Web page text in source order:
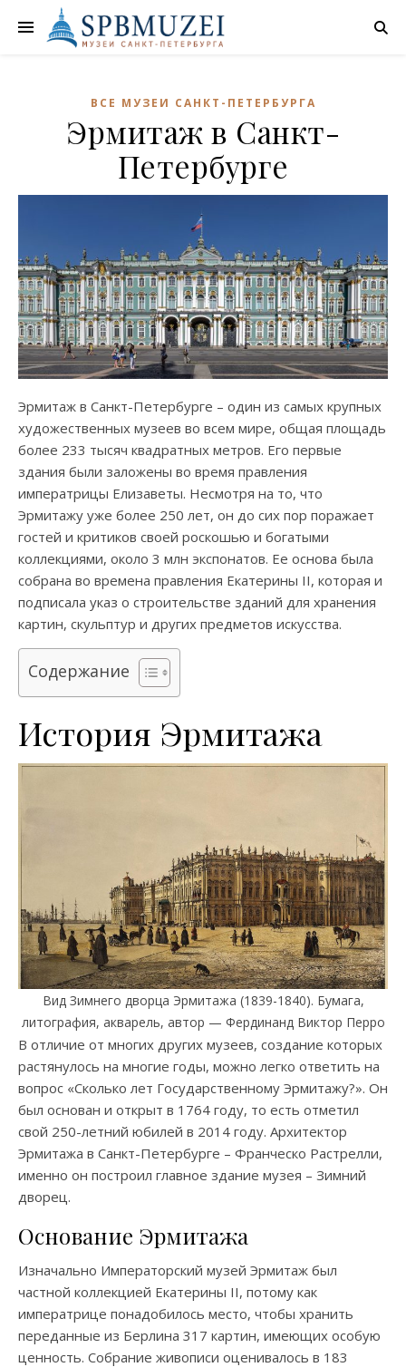
ВСЕ МУЗЕИ САНКТ-ПЕТЕРБУРГА
Эрмитаж в Санкт-
Петербурге
Эрмитаж в Санкт-Петербурге – один из самых крупных
художественных музеев во всем мире, общая площадь
более 233 тысяч квадратных метров. Его первые
здания были заложены во время правления
императрицы Елизаветы. Несмотря на то, что
Эрмитажу уже более 250 лет, он до сих пор поражает
гостей и критиков своей роскошью и богатыми
коллекциями, около 3 млн экспонатов. Ее основа была
собрана во времена правления Екатерины II, которая и
подписала указ о строительстве зданий для хранения
картин, скульптур и других предметов искусства.
Содержание
История Эрмитажа
Вид Зимнего дворца Эрмитажа (1839-1840). Бумага,
литография, акварель, автор — Фердинанд Виктор Перро
В отличие от многих других музеев, создание которых
растянулось на многие годы, можно легко ответить на
вопрос «Сколько лет Государственному Эрмитажу?». Он
был основан и открыт в 1764 году, то есть отметил
свой 250-летний юбилей в 2014 году. Архитектор
Эрмитажа в Санкт-Петербурге – Франческо Растрелли,
именно он построил главное здание музея – Зимний
дворец.
Основание Эрмитажа
Изначально Императорский музей Эрмитаж был
частной коллекцией Екатерины II, потому как
императрице понадобилось место, чтобы хранить
переданные из Берлина 317 картин, имеющих особую
ценность. Собрание живописи оценивалось в 183